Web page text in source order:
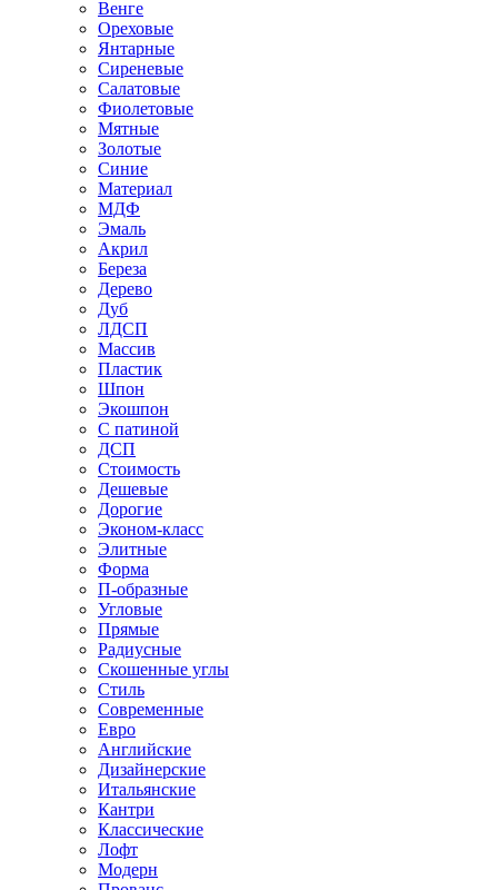
Венге
Ореховые
Янтарные
Сиреневые
Салатовые
Фиолетовые
Мятные
Золотые
Синие
Материал
МДФ
Эмаль
Акрил
Береза
Дерево
Дуб
ЛДСП
Массив
Пластик
Шпон
Экошпон
С патиной
ДСП
Стоимость
Дешевые
Дорогие
Эконом-класс
Элитные
Форма
П-образные
Угловые
Прямые
Радиусные
Скошенные углы
Стиль
Современные
Евро
Английские
Дизайнерские
Итальянские
Кантри
Классические
Лофт
Модерн